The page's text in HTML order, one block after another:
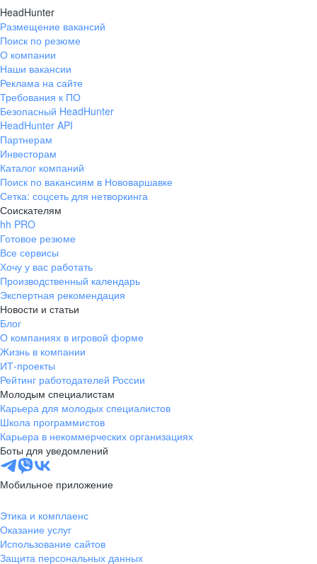
HeadHunter
Размещение вакансий
Поиск по резюме
О компании
Наши вакансии
Реклама на сайте
Требования к ПО
Безопасный HeadHunter
HeadHunter API
Партнерам
Инвесторам
Каталог компаний
Поиск по вакансиям в Нововаршавке
Сетка: соцсеть для нетворкинга
Соискателям
hh PRO
Готовое резюме
Все сервисы
Хочу у вас работать
Производственный календарь
Экспертная рекомендация
Новости и статьи
Блог
О компаниях в игровой форме
Жизнь в компании
ИТ-проекты
Рейтинг работодателей России
Молодым специалистам
Карьера для молодых специалистов
Школа программистов
Карьера в некоммерческих организациях
Боты для уведомлений
Мобильное приложение
Этика и комплаенс
Оказание услуг
Использование сайтов
Защита персональных данных